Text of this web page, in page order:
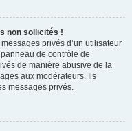
non sollicités !
privés d’un utilisateur
de contrôle de
de manière abusive de la
aux modérateurs. Ils
messages privés.